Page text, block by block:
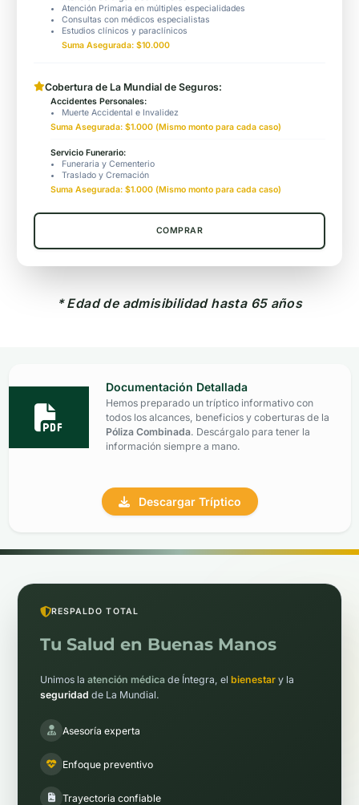
Atención Primaria en múltiples especialidades
Consultas con médicos especialistas
Estudios clínicos y paraclínicos
Suma Asegurada: $10.000
Cobertura de La Mundial de Seguros:
Accidentes Personales:
Muerte Accidental e Invalidez
Suma Asegurada: $1.000 (Mismo monto para cada caso)
Servicio Funerario:
Funeraria y Cementerio
Traslado y Cremación
Suma Asegurada: $1.000 (Mismo monto para cada caso)
COMPRAR
* Edad de admisibilidad hasta 65 años
Documentación Detallada
Hemos preparado un tríptico informativo con
todos los alcances, beneficios y coberturas de la
Póliza Combinada. Descárgalo para tener la
información siempre a mano.
Descargar Tríptico
RESPALDO TOTAL
Tu Salud en Buenas Manos
Unimos la atención médica de Íntegra, el bienestar y la
seguridad de La Mundial.
Asesoría experta
Enfoque preventivo
Trayectoria confiable